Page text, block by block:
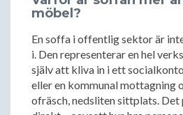
möbel?
En soffa i offentlig sektor är
i. Den representerar en hel
själv att kliva in i ett
eller en kommunal mottagning
ofräsch, nedsliten sittplats.